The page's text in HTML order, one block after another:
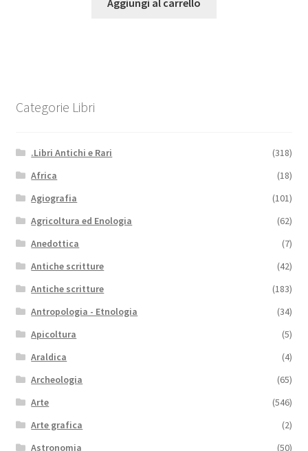
Aggiungi al carrello
Categorie Libri
.Libri Antichi e Rari
(318)
Africa
(18)
Agiografia
(101)
Agricoltura ed Enologia
(62)
Anedottica
(7)
Antiche scritture
(42)
Antiche scritture
(183)
Antropologia - Etnologia
(34)
Apicoltura
(5)
Araldica
(4)
Archeologia
(65)
Arte
(546)
Arte grafica
(2)
Astronomia
(50)